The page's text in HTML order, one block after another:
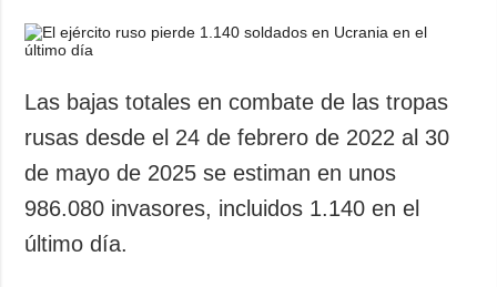
Política
Defensa
Sociedad y
Cultura
Deportes
Crimen
privacidad y
protección de
Las bajas totales en combate de las tropas
rusas desde el 24 de febrero de 2022 al 30
de mayo de 2025 se estiman en unos
986.080 invasores, incluidos 1.140 en el
último día.